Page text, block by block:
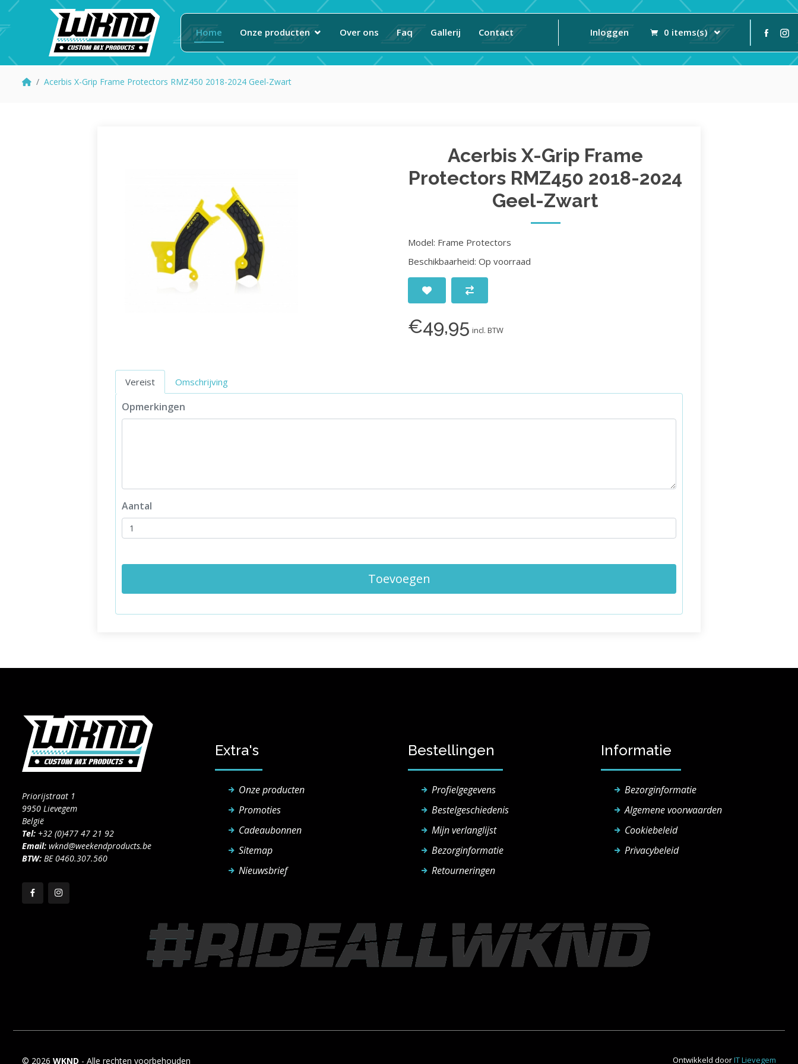
Home Onze producten Over ons Faq Gallerij Contact Inloggen 0 items(s)
Acerbis X-Grip Frame Protectors RMZ450 2018-2024 Geel-Zwart
Acerbis X-Grip Frame
Protectors RMZ450 2018-2024
Geel-Zwart
Model: Frame Protectors
Beschikbaarheid: Op voorraad
€49,95 incl. BTW
Vereist Omschrijving
Opmerkingen
Aantal
Toevoegen
Priorijstraat 1
9950 Lievegem
België
Tel: +32 (0)477 47 21 92
Email: wknd@weekendproducts.be
BTW: BE 0460.307.560
Extra's
Onze producten
Promoties
Cadeaubonnen
Sitemap
Nieuwsbrief
Bestellingen
Profielgegevens
Bestelgeschiedenis
Mijn verlanglijst
Bezorginformatie
Retourneringen
Informatie
Bezorginformatie
Algemene voorwaarden
Cookiebeleid
Privacybeleid
© 2026 WKND - Alle rechten voorbehouden Ontwikkeld doorIT Lievegem